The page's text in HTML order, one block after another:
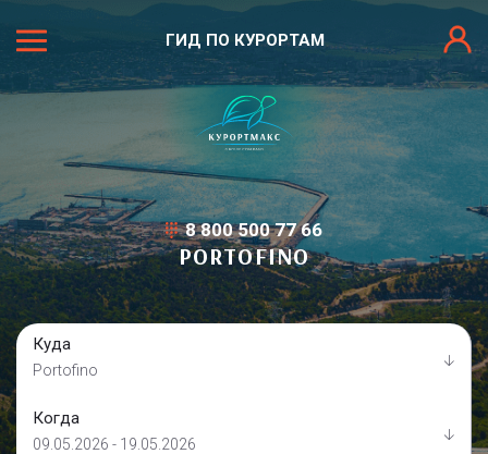
ГИД ПО КУРОРТАМ
8 800 500 77 66
PORTOFINO
Куда
Portofino
Когда
09.05.2026 - 19.05.2026